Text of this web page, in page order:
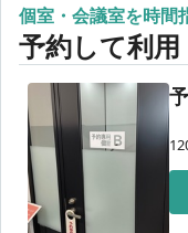
8月14日（金）
8月15日（土）
個室・会議室を時間
予約して利用